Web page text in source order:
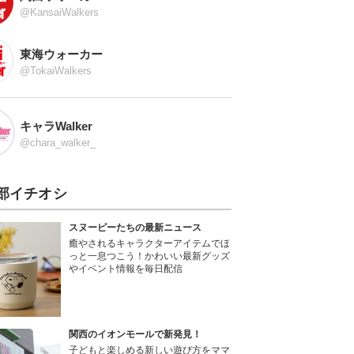
@KansaiWalkers
東海ウォーカー
@TokaiWalkers
キャラWalker
@chara_walker_
イチオシ
スヌーピーたちの最新ニュース
癒やされるキャラクターアイテムでほ
っと一息つこう！かわいい最新グッズ
やイベント情報を毎日配信
関西のイオンモールで新発見！
子どもと楽しめる新しい遊び方をママ